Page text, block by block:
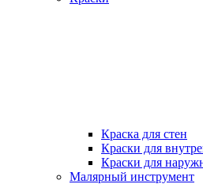
Краска для стен
Краски для
Краски для
Малярный инструмент